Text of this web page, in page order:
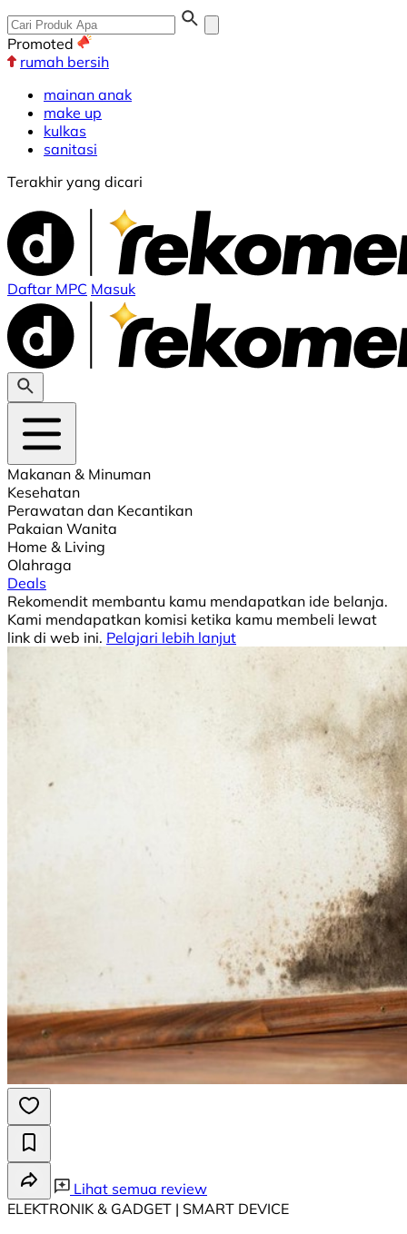
Promoted
rumah bersih
mainan anak
make up
kulkas
sanitasi
Terakhir yang dicari
Daftar MPC Masuk
Makanan & Minuman
Kesehatan
Perawatan dan Kecantikan
Pakaian Wanita
Home & Living
Olahraga
Deals
Rekomendit membantu kamu mendapatkan ide belanja.
Kami mendapatkan komisi ketika kamu membeli lewat
link di web ini. Pelajari lebih lanjut
Lihat semua review
ELEKTRONIK & GADGET | SMART DEVICE